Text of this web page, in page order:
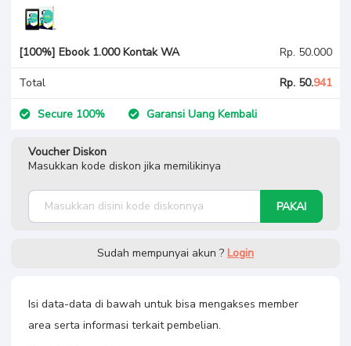
[100%] Ebook 1.000 Kontak WA Rp. 50.000
Total Rp. 50.941
Secure 100% Garansi Uang Kembali
Voucher Diskon
Masukkan kode diskon jika memilikinya
PAKAI
Sudah mempunyai akun ? Login
Isi data-data di bawah untuk bisa mengakses member
area serta informasi terkait pembelian.